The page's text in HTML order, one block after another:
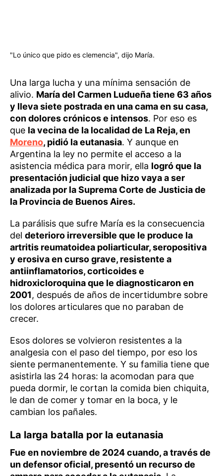
"Lo único que pido es clemencia", dijo María.
Una larga lucha y una mínima sensación de
alivio. María del Carmen Ludueña tiene 63 años
y lleva siete postrada en una cama en su casa,
con dolores crónicos e intensos. Por eso es
que la vecina de la localidad de La Reja, en
Moreno, pidió la eutanasia. Y aunque en
Argentina la ley no permite el acceso a la
asistencia médica para morir, ella logró que la
presentación judicial que hizo vaya a ser
analizada por la Suprema Corte de Justicia de
la Provincia de Buenos Aires.
La parálisis que sufre María es la consecuencia
del deterioro irreversible que le produce la
artritis reumatoidea poliarticular, seropositiva
y erosiva en curso grave, resistente a
antiinflamatorios, corticoides e
hidroxicloroquina que le diagnosticaron en
2001, después de años de incertidumbre sobre
los dolores articulares que no paraban de
crecer.
Esos dolores se volvieron resistentes a la
analgesia con el paso del tiempo, por eso los
siente permanentemente. Y su familia tiene que
asistirla las 24 horas: la acomodan para que
pueda dormir, le cortan la comida bien chiquita,
le dan de comer y tomar en la boca, y le
cambian los pañales.
La larga batalla por la eutanasia
Fue en noviembre de 2024 cuando, a través de
un defensor oficial, presentó un recurso de